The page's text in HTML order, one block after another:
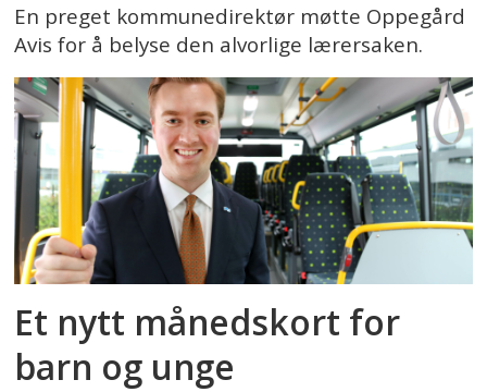
En preget kommunedirektør møtte Oppegård
Avis for å belyse den alvorlige lærersaken.
Et nytt månedskort for
barn og unge